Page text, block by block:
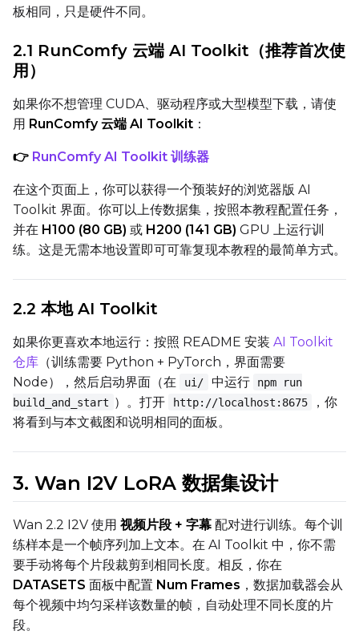
ToggleDifferential
Differential Output
Other
Toggle
VALIDATION
ADVANCED
You have no
The Target Dataset
come back here.
Upload a dataset
Dataset
Select...
LoRA Weight
板相同，只是硬件不同。
2.1 RunComfy 云端 AI Toolkit（推荐首次使
用）
如果你不想管理 CUDA、驱动程序或大型模型下载，请使
用 RunComfy 云端 AI Toolkit ：
👉 RunComfy AI Toolkit 训练器
在这个页面上，你可以获得一个预装好的浏览器版 AI
Toolkit 界面。你可以上传数据集，按照本教程配置任务，
并在 H100 (80 GB) 或 H200 (141 GB) GPU 上运行训
练。这是无需本地设置即可可靠复现本教程的最简单方式。
2.2 本地 AI Toolkit
如果你更喜欢本地运行：按照 README 安装 AI Toolkit
仓库 （训练需要 Python + PyTorch，界面需要
Node），然后启动界面（在
ui/ 中运行
npm run
build_and_start ）。打开 http://localhost:8675
，你
将看到与本文截图和说明相同的面板。
3. Wan I2V LoRA 数据集设计
Wan 2.2 I2V 使用 视频片段 + 字幕 配对进行训练。每个训
练样本是一个帧序列加上文本。在 AI Toolkit 中，你不需
要手动将每个片段裁剪到相同长度。相反，你在
DATASETS 面板中配置 Num Frames ，数据加载器会从
每个视频中均匀采样该数量的帧，自动处理不同长度的片
段。